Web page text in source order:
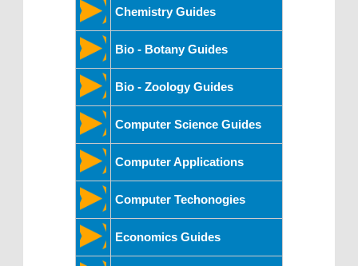
Chemistry Guides
Bio - Botany Guides
Bio - Zoology Guides
Computer Science Guides
Computer Applications
Computer Techonogies
Economics Guides